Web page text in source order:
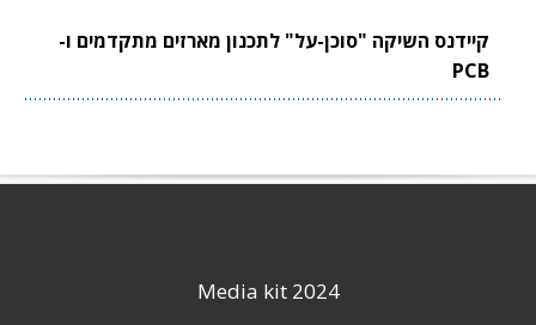
קיידנס השיקה "סוכן-על" לתכנון מארזים מתקדמים ו-
PCB
Media kit 2024